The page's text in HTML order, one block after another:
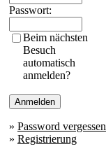
Passwort:
Beim nächsten
Besuch
automatisch
anmelden?
» Password vergessen
» Registrierung